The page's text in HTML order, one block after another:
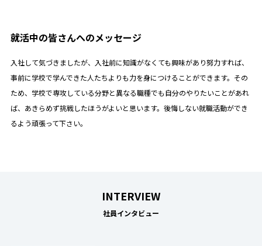
就活中の皆さんへのメッセージ
入社して気づきましたが、入社前に知識がなくても興味があり努力すれば、
事前に学校で学んできた人たちよりも力を身につけることができます。その
ため、学校で専攻している分野と異なる職種でも自分のやりたいことがあれ
ば、あきらめず挑戦したほうがよいと思います。後悔しない就職活動ができ
るよう頑張って下さい。
INTERVIEW
社員インタビュー